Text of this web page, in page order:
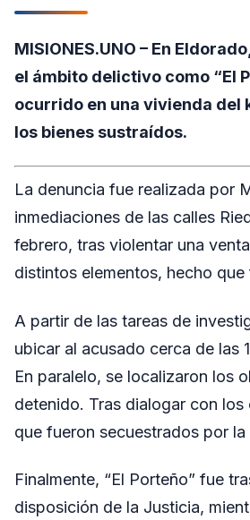
MISIONES.UNO – En
el ámbito delictivo como “El
ocurrido en una vivienda del
los bienes sustraídos.
La denuncia fue realizada por
inmediaciones de las calles
febrero, tras violentar una
distintos elementos, hecho
A partir de las tareas de
ubicar al acusado cerca de las
En paralelo, se localizaron los
detenido. Tras dialogar con
que fueron secuestrados por la
Finalmente, “El Porteño” fue
disposición de la Justicia,